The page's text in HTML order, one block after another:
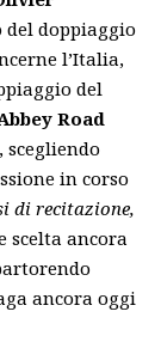
del doppiaggio
l’Italia,
del
Road
in corso
di recitazione,
scelta ancora
ancora oggi